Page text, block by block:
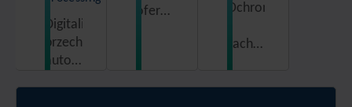
Digitalizuj,
przechowuj,
automatyzuj
oferuje
dokumentów,
Ochrona
zachowanie